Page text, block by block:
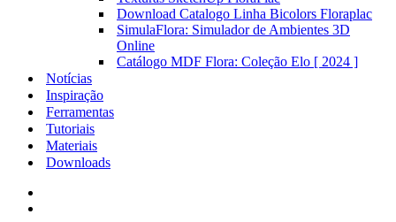
Download Catalogo Linha Bicolors Floraplac
SimulaFlora: Simulador de Ambientes 3D
Online
Catálogo MDF Flora: Coleção Elo [ 2024 ]
Notícias
Inspiração
Ferramentas
Tutoriais
Materiais
Downloads